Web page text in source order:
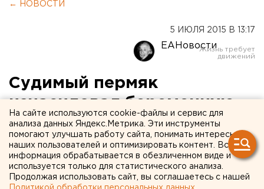
← НОВОСТИ
5 ИЮЛЯ 2015 В 13:17
ЕАНовости
Судимый пермяк
изнасиловал беременную
Он был пьян.
Житель Осинского района совершил преступление
по отношению к беременной женщине, передает
корреспондент агентства ЕАН со ссылкой на СУ
На сайте используются cookie-файлы и сервис для
анализа данных Яндекс.Метрика. Эти инструменты
помогают улучшать работу сайта, понимать интересы
наших пользователей и оптимизировать контент. Вся
информация обрабатывается в обезличенном виде и
используется только для статистического анализа.
Продолжая использовать сайт, вы соглашаетесь с нашей